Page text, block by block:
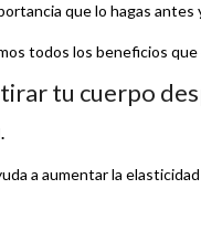
que lo hagas
todos los beneficios
tu cuerpo
a aumentar la